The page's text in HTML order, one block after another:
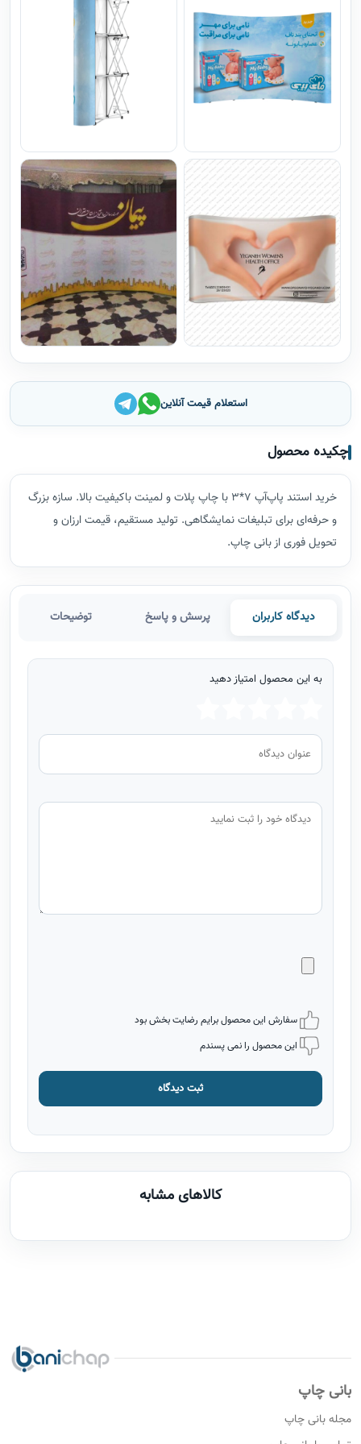
استعلام قیمت آنلاین
چکیده محصول
خرید استند پاپ‌آپ 7*3 با چاپ پلات و لمینت باکیفیت بالا. سازه بزرگ
و حرفه‌ای برای تبلیغات نمایشگاهی. تولید مستقیم، قیمت ارزان و
تحویل فوری از بانی چاپ.
دیدگاه کاربران پرسش و پاسخ توضیحات
به این محصول امتیاز دهید
سفارش این محصول برایم رضایت بخش بود
این محصول را نمی پسندم
ثبت دیدگاه
کالاهای مشابه
بانی چاپ
مجله بانی چاپ